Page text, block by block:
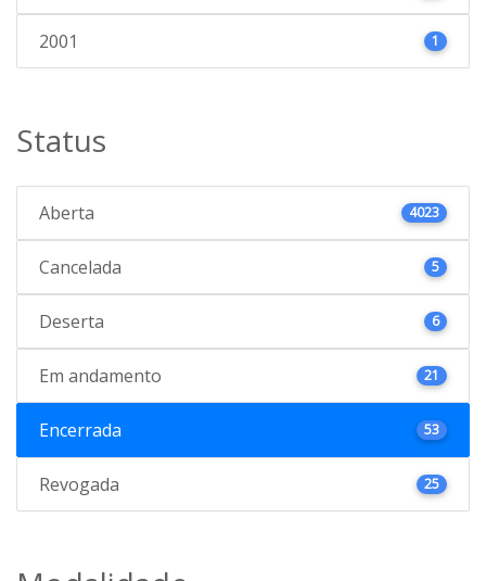
2001 1
Status
Aberta 4023
Cancelada 5
Deserta 6
Em andamento 21
Encerrada 53
Revogada 25